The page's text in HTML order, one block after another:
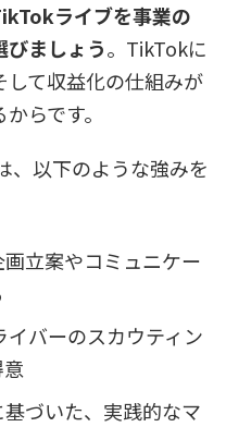
ライブを事業の
ましょう。TikTokに
して収益化の仕組みが
らです。
、以下のような強みを
立案やコミュニケー
バーのスカウティン
づいた、実践的なマ